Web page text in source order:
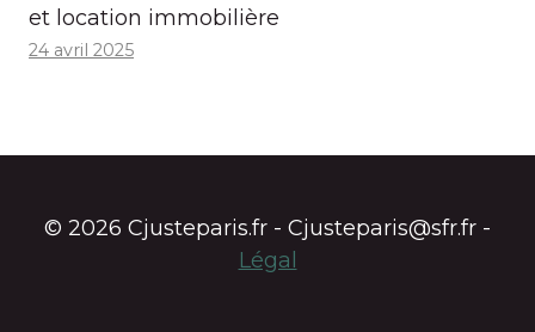
et location immobilière
24 avril 2025
© 2026 Cjusteparis.fr - Cjusteparis@sfr.fr -
Légal